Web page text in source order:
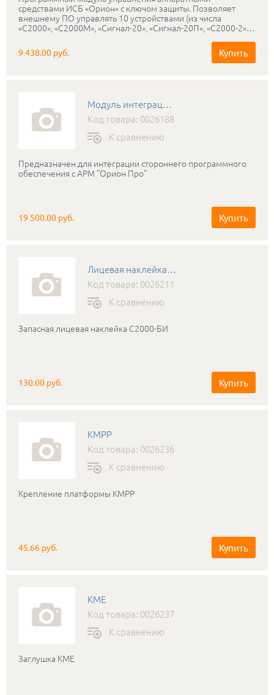
средствами ИСБ «Орион» с ключом защиты. Позволяет
внешнему ПО управлять 10 устройствами (из числа
«С2000», «С2000М», «Сигнал-20», «Сигнал-20П», «С2000-2»,
КС», «С2000-БИ», «С2000-ИТ», «С2000-АСПТ», «С2000-КПБ»).
Функции: охранная, пожарная сигнализация, контроль
доступа, управление пожарной автоматикой (поставляется
9 438.00 руб. Купить
Модуль интеграции Орион Про
Код товара: 0026188
К сравнению
Предназначен для интеграции стороннего программного
обеспечения с АРМ "Орион Про"
19 500.00 руб. Купить
Лицевая наклейка С2000-БИ
Код товара: 0026211
К сравнению
Запасная лицевая наклейка С2000-БИ
130.00 руб. Купить
КМРР
Код товара: 0026236
К сравнению
Крепление платформы КМРР
45.66 руб. Купить
КМЕ
Код товара: 0026237
К сравнению
Заглушка КМЕ